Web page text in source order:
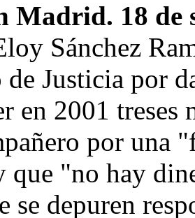
Madrid. 18 de
Sánchez
Justicia por
en 2001
por una
que "no hay
se depuren